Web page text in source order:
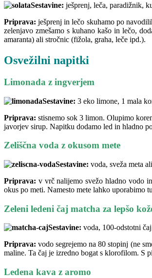
Sestavine: ješprenj, leča, paradižnik,
Priprava: ješprenj in lečo skuhamo po
zelenjavo zmešamo s kuhano kašo in lečo,
amaranta) ali stročnic (fižola, graha, leče ipd.).
Osvežilni napitki
Limonada z ingverjem
Sestavine: 3 eko limone, 1 mala
Priprava: stisnemo sok 3 limon. Olupimo
javorjev sirup. Napitku dodamo led in hladno
Zeliščna voda z okusom mete
Sestavine: voda, sveža meta
Priprava: v vrč nalijemo svežo hladno vodo
okus po meti. Namesto mete lahko uporabimo
Zeleni ledeni čaj matcha za lepšo
Sestavine: voda, 100-odstotni
Priprava: vodo segrejemo na 80 stopinj (ne
maline. Ta čaj je izredno bogat s klorofilom. S
Ledena kava z aromo